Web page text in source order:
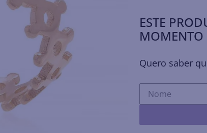
ESTE
MOMENTO
Quero saber